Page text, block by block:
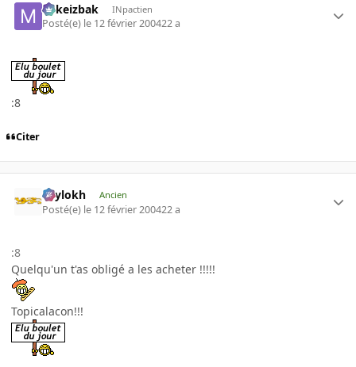
Mikeizbak INpactien
Posté(e) le 12 février 200422 a
:8
Citer
Psylokh Ancien
Posté(e) le 12 février 200422 a
:8
Quelqu'un t'as obligé a les acheter !!!!!
Topicalacon!!!